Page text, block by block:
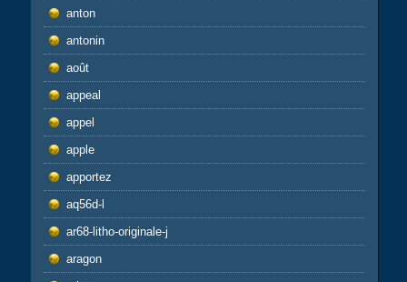
anton
antonin
août
appeal
appel
apple
apportez
aq56d-l
ar68-litho-originale-j
aragon